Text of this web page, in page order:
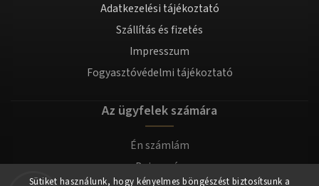
Sütiket használunk, hogy kényelmes böngészést biztosítsunk a
Adatkezelési tájékoztató
Szállítás és fizetés
Impresszum
Fogyasztóvédelmi tájékoztató
Az ügyfelek számára
Én számlám
Bejegyzés